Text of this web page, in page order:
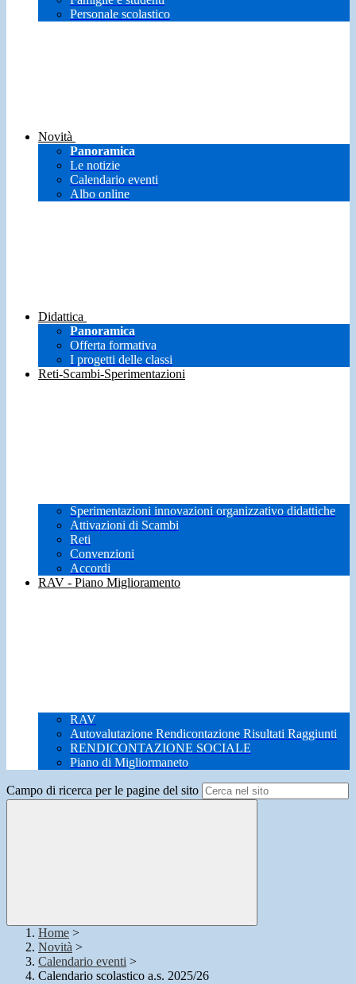
Personale scolastico
Novità
Panoramica
Le notizie
Calendario eventi
Albo online
Didattica
Panoramica
Offerta formativa
I progetti delle classi
Reti-Scambi-Sperimentazioni
Sperimentazioni innovazioni organizzativo didattiche
Attivazioni di Scambi
Reti
Convenzioni
Accordi
RAV - Piano Miglioramento
RAV
Autovalutazione Rendicontazione Risultati Raggiunti
RENDICONTAZIONE SOCIALE
Piano di Migliormaneto
Campo di ricerca per le pagine del sito
Home >
Novità >
Calendario eventi >
Calendario scolastico a.s. 2025/26